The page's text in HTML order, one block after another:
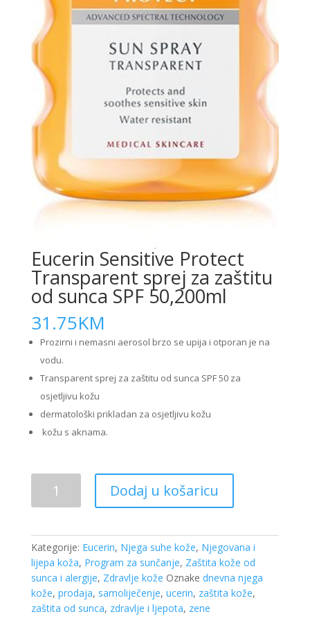
Eucerin Sensitive Protect
Transparent sprej za zaštitu
od sunca SPF 50,200ml
31.75KM
Prozirni i nemasni aerosol brzo se upija i otporan je na
vodu.
Transparent sprej za zaštitu od sunca SPF 50 za
osjetljivu kožu
dermatološki prikladan za osjetljivu kožu
kožu s aknama.
Sensitive
Protect
za
zaštitu
od
sunca
Dodaj u košaricu
Kategorije: Eucerin, Njega suhe kože, Njegovana i
lijepa koža, Program za sunčanje, Zaštita kože od
sunca i alergije, Zdravlje kože Oznake dnevna njega
kože, prodaja, samoliječenje, ucerin, zaštita kože,
zaštita od sunca, zdravlje i ljepota, zene